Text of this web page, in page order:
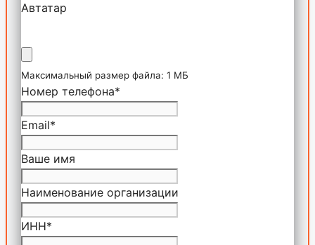
Автатар
Максимальный размер файла: 1 МБ
Номер телефона*
Email*
Ваше имя
Наименование организации
ИНН*